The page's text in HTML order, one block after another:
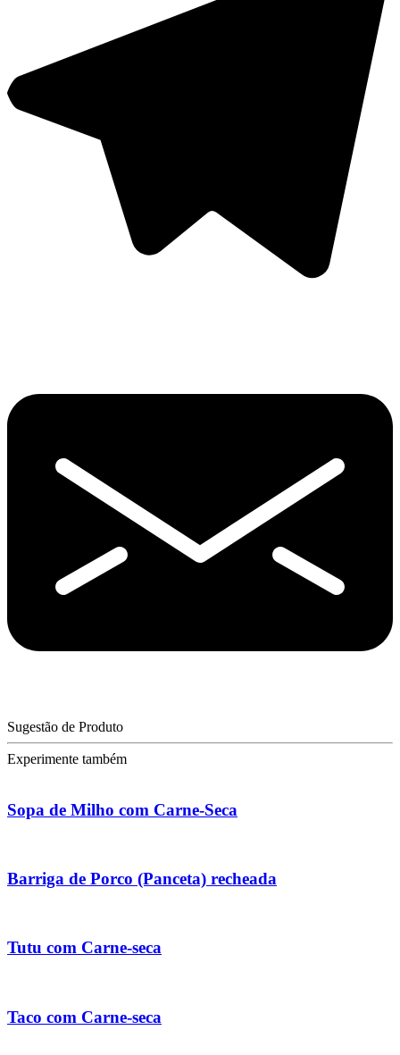
Sugestão de Produto
Experimente também
Sopa de Milho com Carne-Seca
Barriga de Porco (Panceta) recheada
Tutu com Carne-seca
Taco com Carne-seca